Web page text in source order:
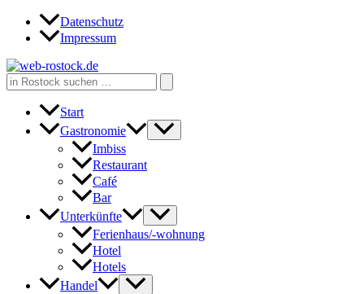
Zum
Inhalt
Datenschutz
Impressum
Search
for:
Start
Gastronomie
Imbiss
Restaurant
Café
Bar
Unterkünfte
Ferienhaus/-wohnung
Hotel
Hotels
Handel